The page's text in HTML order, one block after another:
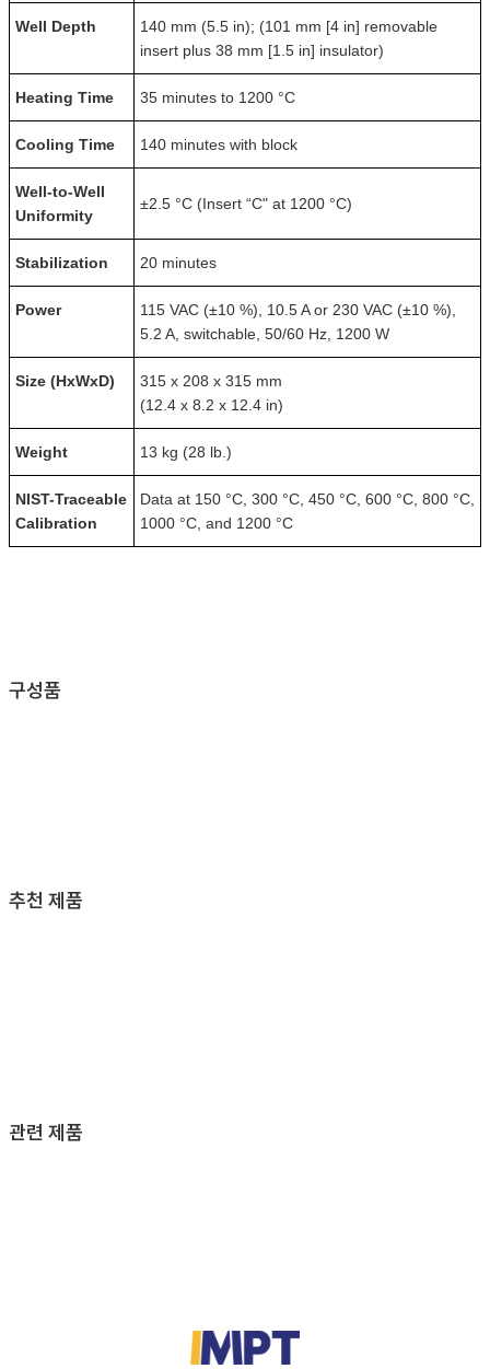
Well Depth
140 mm (5.5 in); (101 mm [4 in] removable
insert plus 38 mm [1.5 in] insulator)
Heating Time 35 minutes to 1200 °C
Cooling Time 140 minutes with block
Well-to-Well
Uniformity
±2.5 °C (Insert “C" at 1200 °C)
Stabilization 20 minutes
Power
115 VAC (±10 %), 10.5 A or 230 VAC (±10 %),
5.2 A, switchable, 50/60 Hz, 1200 W
Size (HxWxD)
315 x 208 x 315 mm
(12.4 x 8.2 x 12.4 in)
Weight 13 kg (28 lb.)
NIST-Traceable
Calibration
Data at 150 °C, 300 °C, 450 °C, 600 °C, 800 °C,
1000 °C, and 1200 °C
구성품
추천 제품
관련 제품